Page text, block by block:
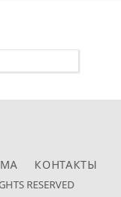
КОНТАКТЫ
RESERVED